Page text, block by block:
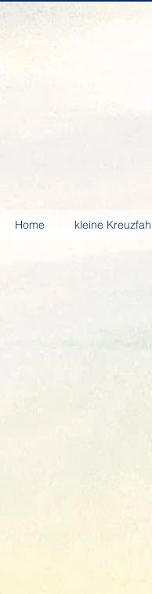
Home kleine